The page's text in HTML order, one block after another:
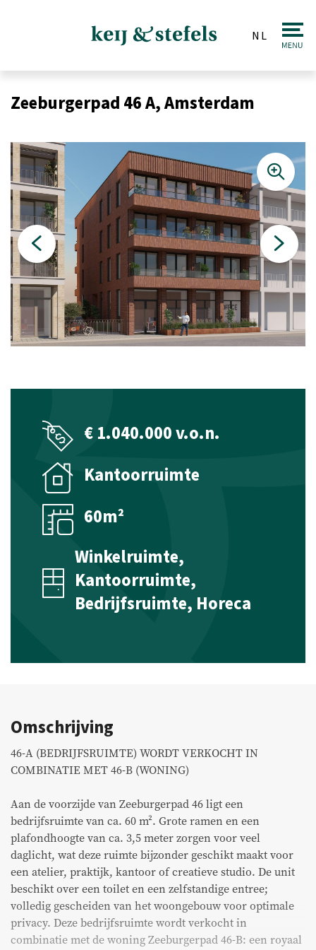
NL
Verkopen
Aankopen
Taxaties
Huren & Verhuren
Beleggingen
Veiling
Beheer
Financieel beheer
Taxaties
Woningtaxaties
Taxaties Zakelijk Vastgoed
Aanbod
Woningaanbod koop
Woningaanbod huur
Bedrijfsaanbod
Recent transacties
Huurders
FAQ
Onderhoud & meldingen
Huurdersportaal
Eigenarenportaal
Move.nl
Zeeburgerpad 46 A, Amsterdam
€ 1.040.000 v.o.n.
Kantoorruimte
60m²
Winkelruimte,
Kantoorruimte,
Bedrijfsruimte, Horeca
Omschrijving
46-A (BEDRIJFSRUIMTE) WORDT VERKOCHT IN
COMBINATIE MET 46-B (WONING)
Aan de voorzijde van Zeeburgerpad 46 ligt een
bedrijfsruimte van ca. 60 m². Grote ramen en een
plafondhoogte van ca. 3,5 meter zorgen voor veel
daglicht, wat deze ruimte bijzonder geschikt maakt voor
een atelier, praktijk, kantoor of creatieve studio. De unit
beschikt over een toilet en een zelfstandige entree;
volledig gescheiden van het woongebouw voor optimale
privacy. Deze bedrijfsruimte wordt verkocht in
combinatie met de woning Zeeburgerpad 46-B: een royaal